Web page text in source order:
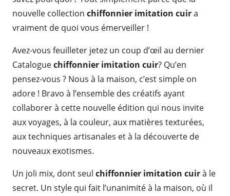
nouvelle collection chiffonnier imitation cuira
vraiment de quoi vous émerveiller !
Avez-vous feuilleter jetez un coup d’œil au dernier
Cataloguechiffonnier imitation cuir? Qu’en
pensez-vous ? Nous à la maison, c’est simple on
adore ! Bravo à l’ensemble des créatifs ayant
collaborer à cette nouvelle édition qui nous invite
aux voyages, à la couleur, aux matières texturées,
aux techniques artisanales et à la découverte de
nouveaux exotismes.
Un joli mix, dont seul chiffonnier imitation cuirà le
secret. Un style qui fait l’unanimité à la maison, où il